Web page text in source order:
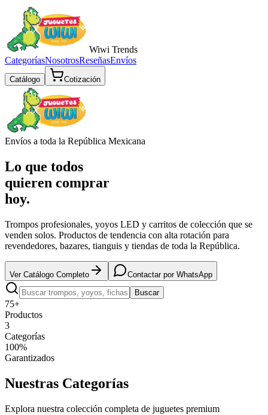
Wiwi Trends
CategoríasNosotrosReseñasEnvíos
Catálogo Cotización
Envíos a toda la República Mexicana
Lo que todos
quieren comprar
hoy.
Trompos profesionales, yoyos LED y carritos de colección que se
venden solos. Productos de tendencia con alta rotación para
revendedores, bazares, tianguis y tiendas de toda la República.
Ver Catálogo Completo
Contactar por WhatsApp
Buscar
75+
Productos
3
Categorías
100%
Garantizados
Nuestras Categorías
Explora nuestra colección completa de juguetes premium